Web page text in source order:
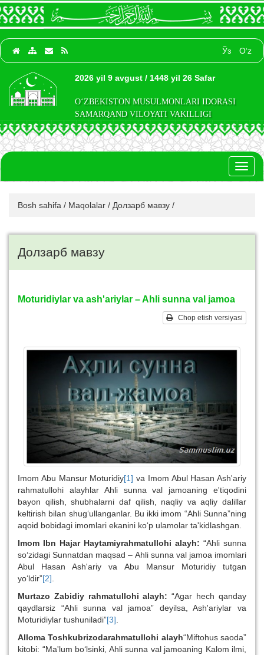
Ўз O‘z
2026 yil 9 avgust / 1448 yil 26 Safar
O‘ZBEKISTON MUSULMONLARI IDORASI
SAMARQAND VILOYATI VAKILLIGI
Bosh sahifa / Maqolalar / Долзарб мавзу /
Долзарб мавзу
Moturidiylar va ash'ariylar – Ahli sunna val jamoa
Chop etish versiyasi
Imom Abu Mansur Moturidiy[1] va Imom Abul Hasan Ash'ariy
rahmatullohi alayhlar Ahli sunna val jamoaning e'tiqodini
bayon qilish, shubhalarni daf qilish, naqliy va aqliy dalillar
keltirish bilan shug‘ullanganlar. Bu ikki imom “Ahli Sunna”ning
aqoid bobidagi imomlari ekanini ko‘p ulamolar ta'kidlashgan.
Imom Ibn Hajar Haytamiyrahmatullohi alayh: “Ahli sunna
so‘zidagi Sunnatdan maqsad – Ahli sunna val jamoa imomlari
Abul Hasan Ash'ariy va Abu Mansur Moturidiy tutgan
yo‘ldir”[2]
Murtazo Zabidiy rahmatullohi alayh: “Agar hech qanday
qaydlarsiz “Ahli sunna val jamoa” deyilsa, Ash'ariylar va
Moturidiylar tushuniladi”[3]
Alloma Toshkubrizodarahmatullohi alayh“Miftohus saoda”
kitobi: “Ma'lum bo‘lsinki, Ahli sunna val jamoaning Kalom ilmi,